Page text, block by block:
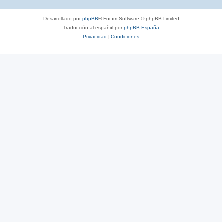
Desarrollado porphpBB® Forum Software © phpBB Limited
Traducción al español porphpBB España
Privacidad | Condiciones